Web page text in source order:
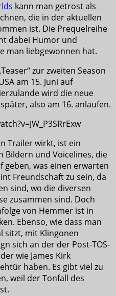
kann man getrost als
die in der aktuellen
ist. Die Prequelreihe
dabei Humor und
man liebgewonnen hat.
zur zweiten Season
am 15. Juni auf
wird die neue
also am 16. anlaufen.
Trailer wirkt, ist ein
Bildern und Voicelines, die
geben, was einen erwarten
Freundschaft zu sein, da
sind, wo die diversen
zusammen sind. Doch
von Hemmer ist in
Ebenso, wie dass man
sitzt, mit Klingonen
sich an der der Post-TOS-
wie James Kirk
haben. Es gibt viel zu
weil der Tonfall des